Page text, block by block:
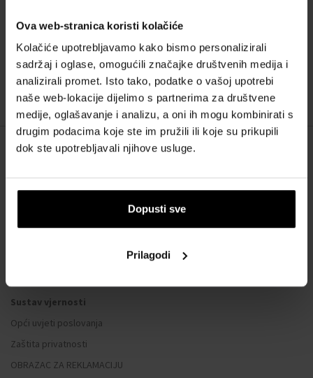
Ova web-stranica koristi kolačiće
Kolačiće upotrebljavamo kako bismo personalizirali
sadržaj i oglase, omogućili značajke društvenih medija i
analizirali promet. Isto tako, podatke o vašoj upotrebi
naše web-lokacije dijelimo s partnerima za društvene
medije, oglašavanje i analizu, a oni ih mogu kombinirati s
drugim podacima koje ste im pružili ili koje su prikupili
dok ste upotrebljavali njihove usluge.
Dopusti sve
Prilagodi
:
1
O nama
Kontakt
Sustav vjernosti
Opći uvjeti poslovanja
Zaštita privatnosti
OBRAZAC ZA REKLAMACIJU